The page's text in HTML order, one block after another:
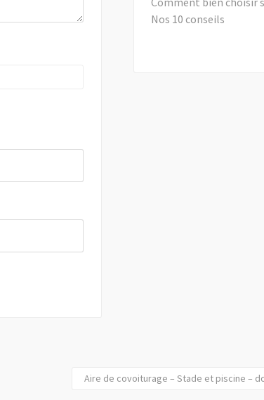
Nos 10 conseils
Aire de covoiturage – Stade et piscine –